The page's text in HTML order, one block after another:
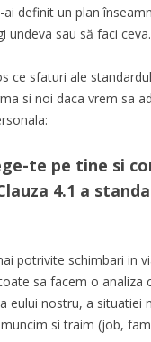
definit un plan
undeva sau să faci ceva.
ce sfaturi ale
si noi daca vrem sa
te pe tine si
4.1 a
potrivite schimbari in
sa facem o analiza
eului nostru, a situatiei
si traim (job,